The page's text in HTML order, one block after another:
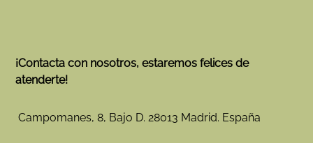
¡Contacta con nosotros, estaremos felices de
atenderte!
Campomanes, 8, Bajo D. 28013 Madrid. España